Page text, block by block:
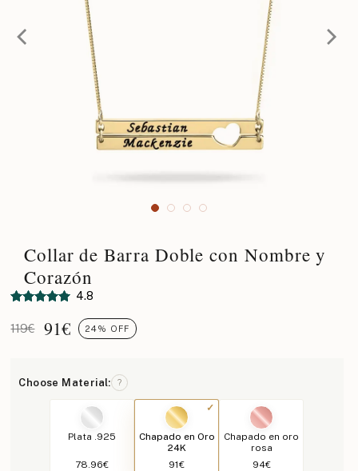
Collar de Barra Doble con Nombre y
Corazón
4.8
119€ 91€ 24% OFF
Choose Material: ?
Plata .925
78.96€
Chapado en Oro
24K
91€
Chapado en oro
rosa
94€